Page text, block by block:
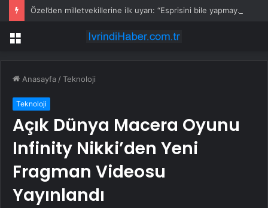
Özel’den milletvekillerine ilk uyarı: “Esprisini bile yapmayacaksınız”
Menü
Anasayfa /Teknoloji
Teknoloji
Açık Dünya Macera Oyunu
Infinity Nikki’den Yeni
Fragman Videosu
Yayınlandı